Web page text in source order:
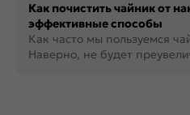
Как почистить чайник от
эффективные способы
Как часто мы пользуемся
Наверно, не будет